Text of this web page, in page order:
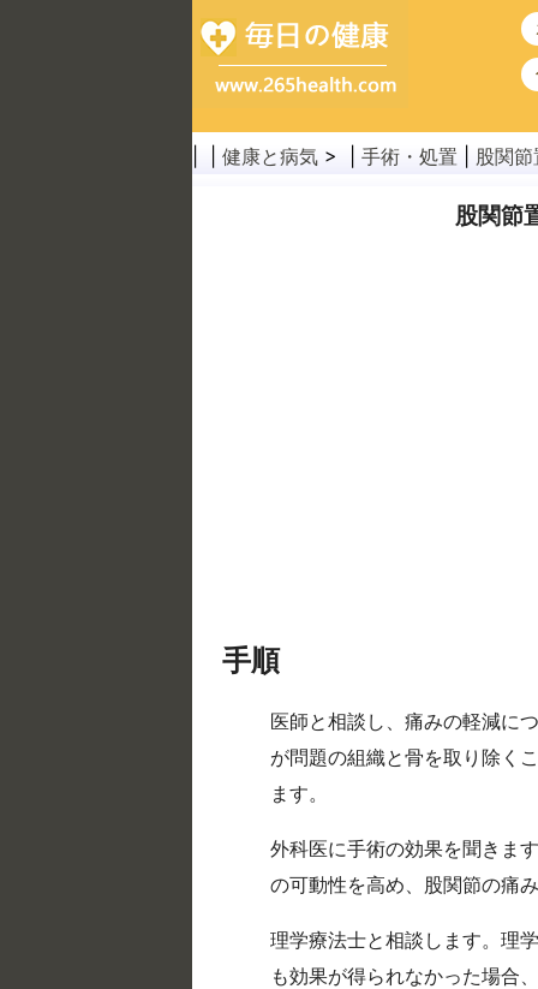
健康と病気 > | 手術・処置 股関
股関節
手順
医師と相談し、痛みの軽減に
が問題の組織と骨を取り除く
ます。
外科医に手術の効果を聞きま
の可動性を高め、股関節の痛
理学療法士と相談します。理
も効果が得られなかった場合